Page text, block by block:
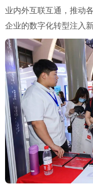
业内外互联互通，推动
企业的数字化转型注入新